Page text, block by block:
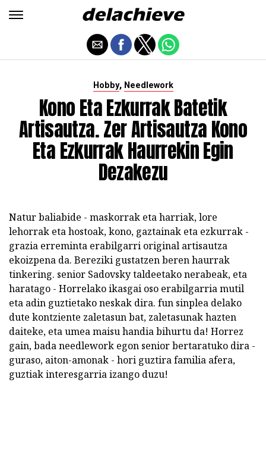
Hobby, Needlework
Kono Eta Ezkurrak Batetik
Artisautza. Zer Artisautza Kono
Eta Ezkurrak Haurrekin Egin
Dezakezu
Natur baliabide - maskorrak eta harriak, lore
lehorrak eta hostoak, kono, gaztainak eta ezkurrak -
grazia erreminta erabilgarri original artisautza
ekoizpena da. Bereziki gustatzen beren haurrak
tinkering. senior Sadovsky taldeetako nerabeak, eta
haratago - Horrelako ikasgai oso erabilgarria mutil
eta adin guztietako neskak dira. fun sinplea delako
dute kontziente zaletasun bat, zaletasunak hazten
daiteke, eta umea maisu handia bihurtu da! Horrez
gain, bada needlework egon senior bertaratuko dira -
guraso, aiton-amonak - hori guztira familia afera,
guztiak interesgarria izango duzu!